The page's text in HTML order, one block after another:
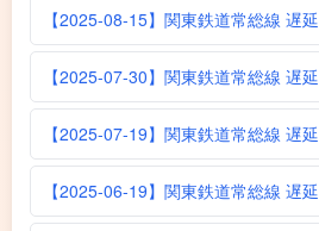
【2025-08-15】関東鉄道常総線 遅延
【2025-07-30】関東鉄道常総線 遅延
【2025-07-19】関東鉄道常総線 遅延
【2025-06-19】関東鉄道常総線 遅延